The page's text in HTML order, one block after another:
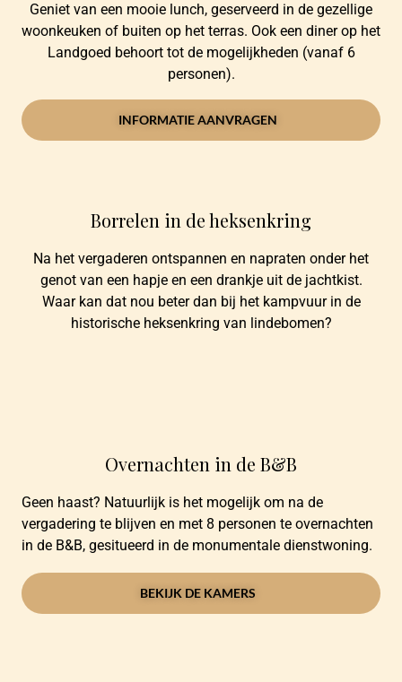
Geniet van een mooie lunch, geserveerd in de gezellige
woonkeuken of buiten op het terras. Ook een diner op het
Landgoed behoort tot de mogelijkheden (vanaf 6
personen).
INFORMATIE AANVRAGEN
Borrelen in de heksenkring
Na het vergaderen ontspannen en napraten onder het
genot van een hapje en een drankje uit de jachtkist.
Waar kan dat nou beter dan bij het kampvuur in de
historische heksenkring van lindebomen?
Overnachten in de B&B
Geen haast? Natuurlijk is het mogelijk om na de
vergadering te blijven en met 8 personen te overnachten
in de B&B, gesitueerd in de monumentale dienstwoning.
BEKIJK DE KAMERS